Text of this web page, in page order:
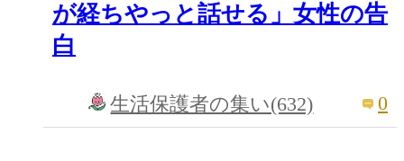
が経ちやっと話せる」女性の告
白
生活保護者の集い(632) 0